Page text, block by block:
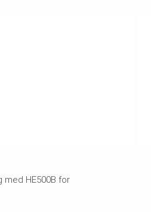
med HE500B for